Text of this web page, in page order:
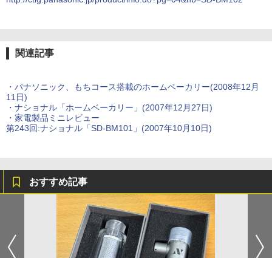
関連記事
・パナソニック、もちコース搭載のホームベーカリー(2008年12月
11日)
・ナショナル「ホームベーカリー」(2007年12月27日)
・家電製品ミニレビュー
第243回:ナショナル「SD-BM101」(2007年10月10日)
おすすめ記事